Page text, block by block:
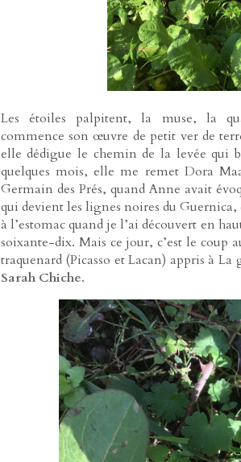
Les étoiles palpitent, la muse, la
commence son œuvre de petit ver de
elle dédigue le chemin de la levée qui
quelques mois, elle me remet Dora
Germain des Prés, quand Anne avait
qui devient les lignes noires du
à l’estomac quand je l’ai découvert en
soixante-dix. Mais ce jour, c’est le coup
traquenard (Picasso et Lacan) appris à
Sarah Chiche.